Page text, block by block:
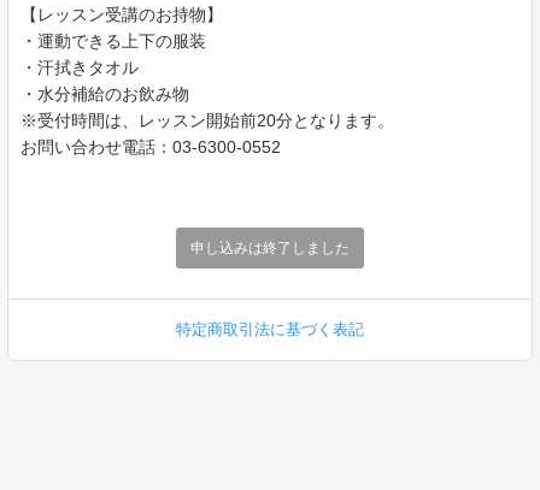
【レッスン受講のお持物】
・運動できる上下の服装
・汗拭きタオル
・水分補給のお飲み物
※受付時間は、レッスン開始前20分となります。
お問い合わせ電話：03-6300-0552
申し込みは終了しました
特定商取引法に基づく表記